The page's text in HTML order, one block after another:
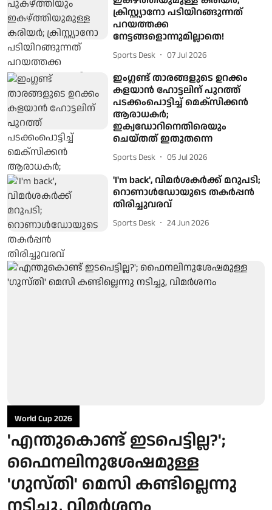
ക്രിസ്റ്റ്യാനോ പടിയിറങ്ങുന്നത്
പറയത്തക്ക
നേട്ടങ്ങളൊന്നുമില്ലാതെ!
Sports Desk 07 Jul 2026
ഇംഗ്ലണ്ട് താരങ്ങളുടെ ഉറക്കം
കളയാൻ ഹോട്ടലിന് പുറത്ത്
പടക്കംപൊട്ടിച്ച് മെക്സിക്കൻ
ആരാധകർ;
ഇക്വഡോറിനെതിരെയും
ചെയ്തത് ഇതുതന്നെ
Sports Desk 05 Jul 2026
'I'm back', വിമർശകർക്ക് മറുപടി;
റൊണാൾഡോയുടെ തകർപ്പൻ
തിരിച്ചുവരവ്
Sports Desk 24 Jun 2026
World Cup 2026
'എന്തുകൊണ്ട് ഇടപെട്ടില്ല?';
ഫൈനലിനുശേഷമുള്ള
'ഗുസ്തി' മെസി കണ്ടില്ലെന്നു